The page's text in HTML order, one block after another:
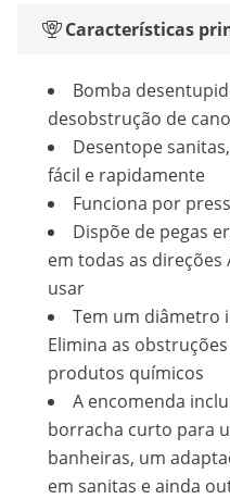
Características
Bomba
desobstrução de
Desentope
fácil e rapidamente
Funciona por
Dispõe de pegas
em todas as direções
usar
Tem um diâmetro
Elimina as
produtos químicos
A encomenda
borracha curto para
banheiras, um
em sanitas e ainda